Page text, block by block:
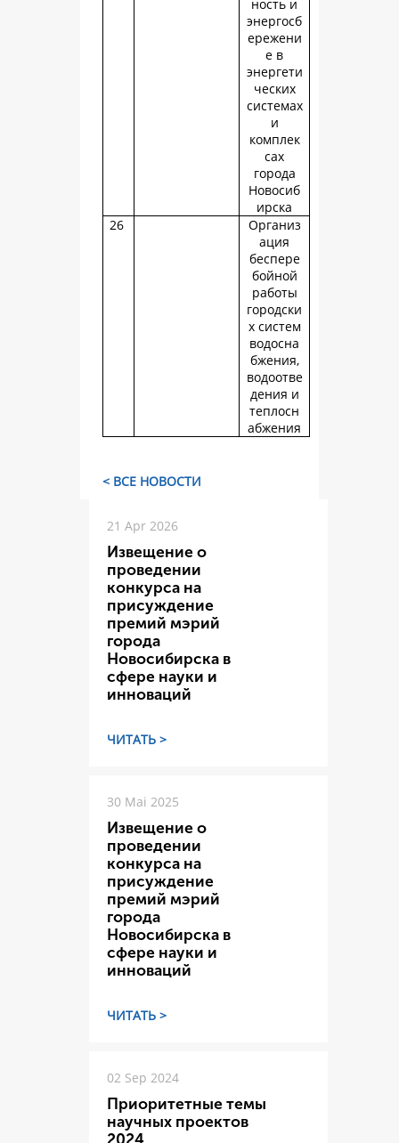
ность и
энергосб
ережени
е в
энергети
ческих
системах
и
комплек
сах
города
Новосиб
ирска
26
Организ
ация
беспере
бойной
работы
городски
х систем
водосна
бжения,
водоотве
дения и
теплосн
абжения
< ВСЕ НОВОСТИ
21 Apr 2026
Извещение о
проведении
конкурса на
присуждение
премий мэрий
города
Новосибирска в
сфере науки и
инноваций
ЧИТАТЬ >
30 Mai 2025
Извещение о
проведении
конкурса на
присуждение
премий мэрий
города
Новосибирска в
сфере науки и
инноваций
ЧИТАТЬ >
02 Sep 2024
Приоритетные темы
научных проектов